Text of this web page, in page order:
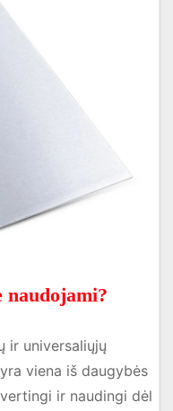
ir universaliųjų
viena iš daugybės
ir naudingi dėl